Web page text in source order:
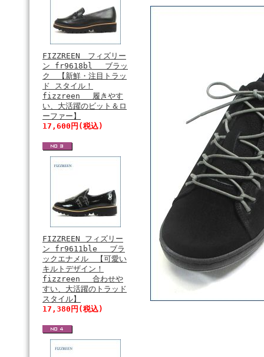
FIZZREEN フィズリー
ン fr9618bl ブラッ
ク 【新鮮・注目トラッ
ド スタイル！
fizzreen 履きやす
い、大活躍のビット＆ロ
ーファー】
17,600円(税込)
FIZZREEN フィズリー
ン fr9611ble ブラ
ックエナメル 【可愛い
キルトデザイン！
fizzreen 合わせや
すい、大活躍のトラッド
スタイル】
17,380円(税込)